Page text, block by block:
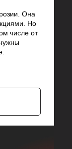
Она
Но
числе от